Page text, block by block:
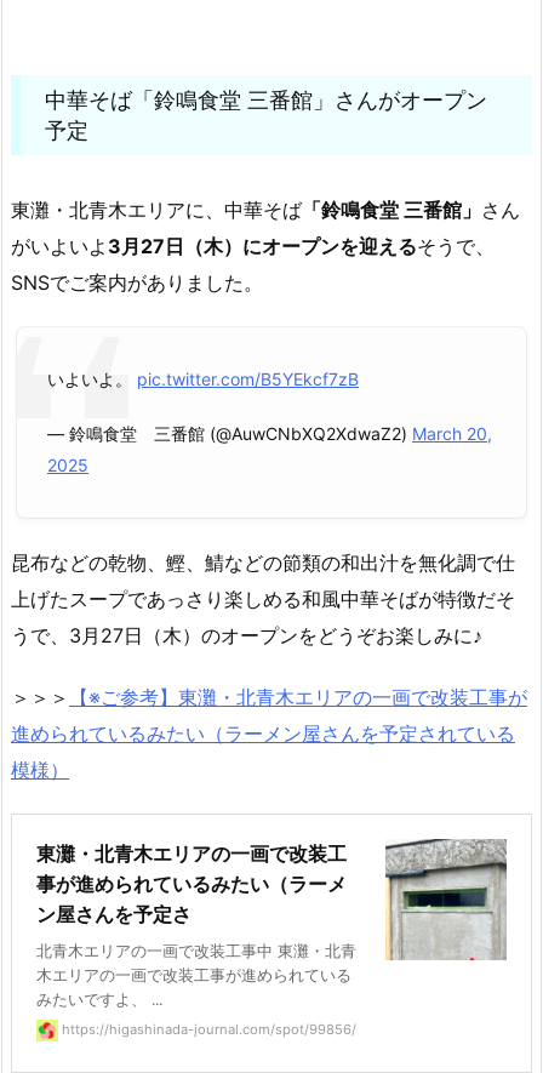
中華そば「鈴鳴食堂 三番館」さんがオープン
予定
東灘・北青木エリアに、中華そば 「鈴鳴食堂 三番館」 さん
がいよいよ 3月27日（木）にオープンを迎えるそうで、
SNSでご案内がありました。
いよいよ。 pic.twitter.com/B5YEkcf7zB
— 鈴鳴食堂 三番館 (@AuwCNbXQ2XdwaZ2) March 20,
2025
昆布などの乾物、鰹、鯖などの節類の和出汁を無化調で仕
上げたスープであっさり楽しめる和風中華そばが特徴だそ
うで、3月27日（木）のオープンをどうぞお楽しみに♪
＞＞＞
【※ご参考】東灘・北青木エリアの一画で改装工事が
進められているみたい（ラーメン屋さんを予定されている
模様）
東灘・北青木エリアの一画で改装工
事が進められているみたい（ラーメ
ン屋さんを予定さ
北青木エリアの一画で改装工事中 東灘・北青
木エリアの一画で改装工事が進められている
みたいですよ、 ...
https://higashinada-journal.com/spot/99856/